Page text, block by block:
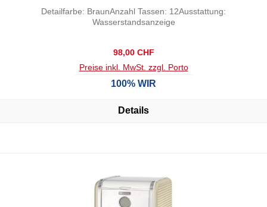
Detailfarbe: BraunAnzahl Tassen: 12Ausstattung:
Wasserstandsanzeige
Regulärer Preis:
98,00 CHF
Preise inkl. MwSt. zzgl. Porto
100% WIR
Details